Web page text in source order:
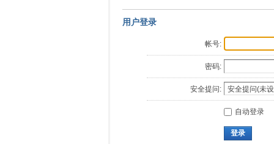
用户登录
帐号:
密码:
安全提问:
自动登录
登录